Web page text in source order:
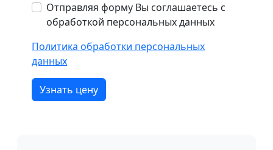
Отправляя форму Вы соглашаетесь с
обработкой персональных данных
Политика обработки персональных
данных
Узнать цену